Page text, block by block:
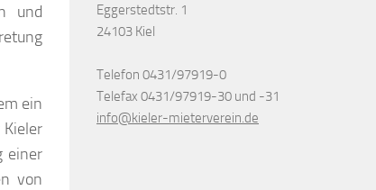
und
ein
einer
von
Eggerstedtstr. 1
24103 Kiel
Telefon 0431/97919-0
Telefax 0431/97919-30 und -31
info@kieler-mieterverein.de